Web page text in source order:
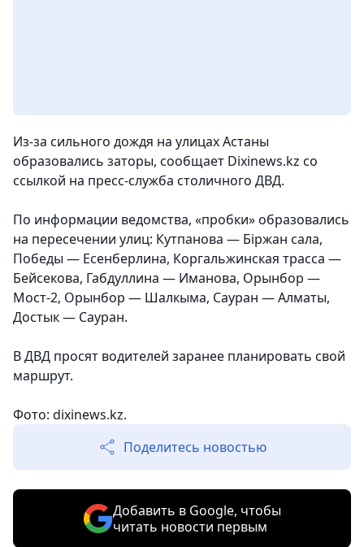
Из-за сильного дождя на улицах Астаны
образовались заторы, сообщает Dixinews.kz со
ссылкой на пресс-служба столичного ДВД.
По информации ведомства, «пробки» образовались
на пересечении улиц: Кутпанова — Біржан сала,
Победы — Есенберлина, Коргальжинская трасса —
Бейсекова, Габдуллина — Иманова, Орынбор —
Мост-2, Орынбор — Шалкыма, Сауран — Алматы,
Достык — Сауран.
В ДВД просят водителей заранее планировать свой
маршрут.
Фото: dixinews.kz.
Поделитесь новостью
Добавить в Google, чтобы
читать новости первым